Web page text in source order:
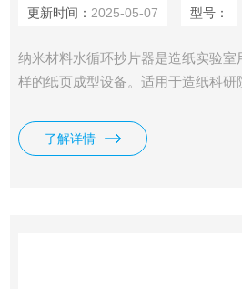
更新时间： 2025-05-07 型号：
纳米材料水循环抄片器是造纸实验
样的纸页成型设备。适用于造纸科研
器上干燥后再进行纸样物理强度的检
和打浆工艺规范。
了解详情